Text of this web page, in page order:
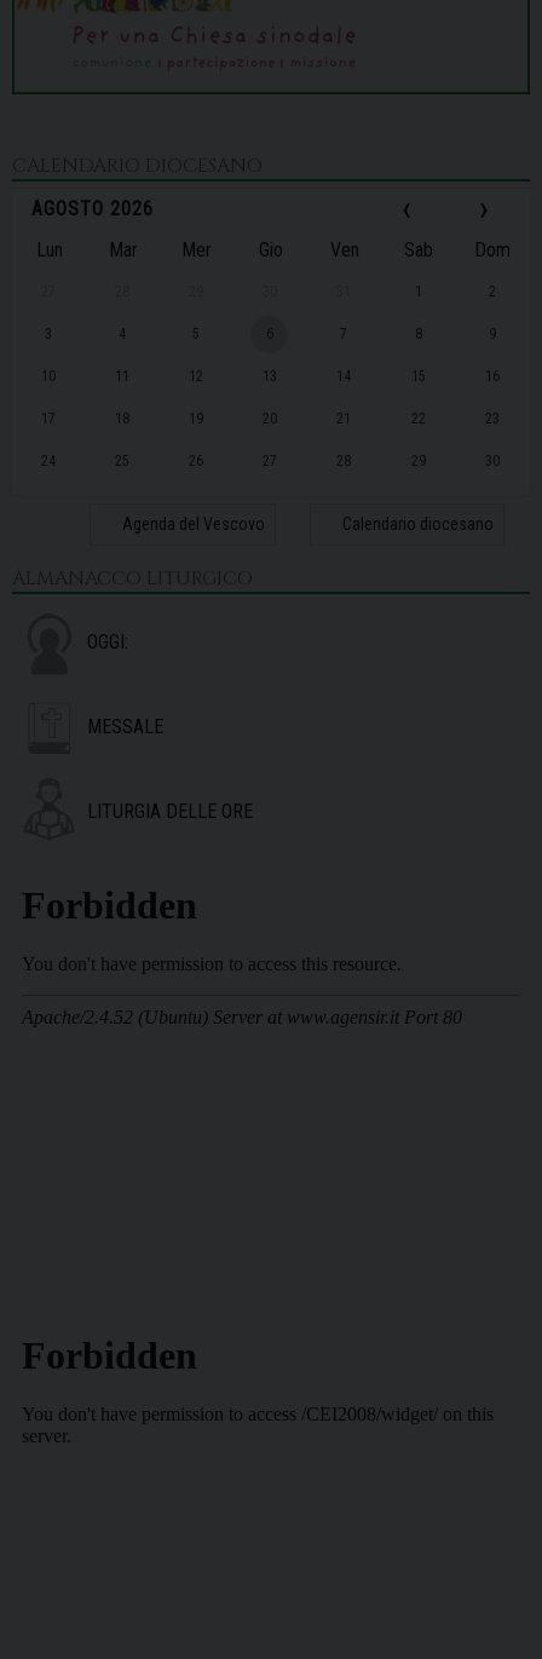
CALENDARIO DIOCESANO
‹
AGOSTO 2026 ›
Lun Mar Mer Gio Ven Sab Dom
1 2
3 4 5 6 7 8 9
10 11 12 13 14 15 16
17 18 19 20 21 22 23
24 25 26 27 28 29 30
Agenda del Vescovo Calendario diocesano
ALMANACCO LITURGICO
OGGI:
MESSALE
LITURGIA DELLE ORE